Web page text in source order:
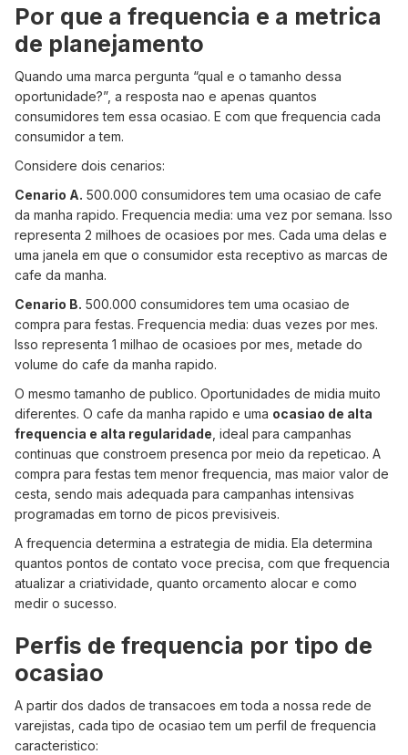
Por que a frequencia e a metrica
de planejamento
Quando uma marca pergunta “qual e o tamanho dessa
oportunidade?”, a resposta nao e apenas quantos
consumidores tem essa ocasiao. E com que frequencia cada
consumidor a tem.
Considere dois cenarios:
Cenario A. 500.000 consumidores tem uma ocasiao de cafe
da manha rapido. Frequencia media: uma vez por semana. Isso
representa 2 milhoes de ocasioes por mes. Cada uma delas e
uma janela em que o consumidor esta receptivo as marcas de
cafe da manha.
Cenario B. 500.000 consumidores tem uma ocasiao de
compra para festas. Frequencia media: duas vezes por mes.
Isso representa 1 milhao de ocasioes por mes, metade do
volume do cafe da manha rapido.
O mesmo tamanho de publico. Oportunidades de midia muito
diferentes. O cafe da manha rapido e uma ocasiao de alta
frequencia e alta regularidade , ideal para campanhas
continuas que constroem presenca por meio da repeticao. A
compra para festas tem menor frequencia, mas maior valor de
cesta, sendo mais adequada para campanhas intensivas
programadas em torno de picos previsiveis.
A frequencia determina a estrategia de midia. Ela determina
quantos pontos de contato voce precisa, com que frequencia
atualizar a criatividade, quanto orcamento alocar e como
medir o sucesso.
Perfis de frequencia por tipo de
ocasiao
A partir dos dados de transacoes em toda a nossa rede de
varejistas, cada tipo de ocasiao tem um perfil de frequencia
caracteristico: